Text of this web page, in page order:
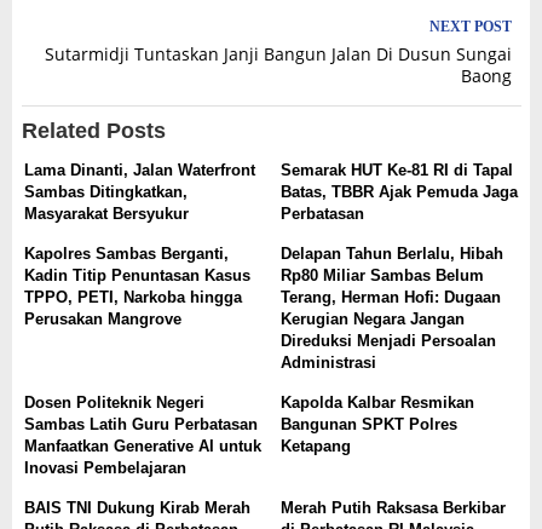
NEXT POST
Sutarmidji Tuntaskan Janji Bangun Jalan Di Dusun Sungai
Baong
Related Posts
Lama Dinanti, Jalan Waterfront
Sambas Ditingkatkan,
Masyarakat Bersyukur
Semarak HUT Ke-81 RI di Tapal
Batas, TBBR Ajak Pemuda Jaga
Perbatasan
Kapolres Sambas Berganti,
Kadin Titip Penuntasan Kasus
TPPO, PETI, Narkoba hingga
Perusakan Mangrove
Delapan Tahun Berlalu, Hibah
Rp80 Miliar Sambas Belum
Terang, Herman Hofi: Dugaan
Kerugian Negara Jangan
Direduksi Menjadi Persoalan
Administrasi
Dosen Politeknik Negeri
Sambas Latih Guru Perbatasan
Manfaatkan Generative AI untuk
Inovasi Pembelajaran
Kapolda Kalbar Resmikan
Bangunan SPKT Polres
Ketapang
BAIS TNI Dukung Kirab Merah
Merah Putih Raksasa Berkibar